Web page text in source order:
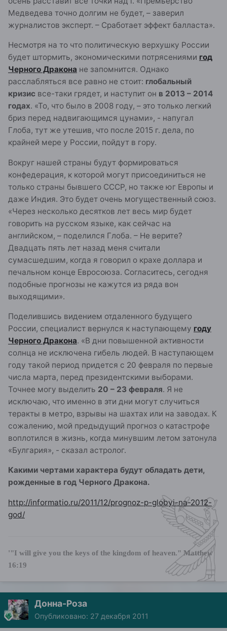
Медведева точно долгим не будет, – заверил
журналистов эксперт. – Сработает эффект балласта».
Несмотря на то что политическую верхушку России
будет штормить, экономическими потрясениями год
Черного Дракона не запомнится. Однако
расслабляться все равно не стоит: глобальный
кризис все-таки грядет, и наступит он в 2013 – 2014
годах. «То, что было в 2008 году, – это только легкий
бриз перед надвигающимся цунами», - напугал
Глоба, тут же утешив, что после 2015 г. дела, по
крайней мере у России, пойдут в гору.
Вокруг нашей страны будут формироваться
конфедерация, к которой могут присоединиться не
только страны бывшего СССР, но также юг Европы и
даже Индия. Это будет очень могущественный союз.
«Через несколько десятков лет весь мир будет
говорить на русском языке, как сейчас на
английском, – поделился Глоба. – Не верите?
Двадцать пять лет назад меня считали
сумасшедшим, когда я говорил о крахе доллара и
печальном конце Евросоюза. Согласитесь, сегодня
подобные прогнозы не кажутся из ряда вон
выходящими».
Поделившись видением отдаленного будущего
России, специалист вернулся к наступающему году
Черного Дракона. «В дни повышенной активности
солнца не исключена гибель людей. В наступающем
году такой период придется с 20 февраля по первые
числа марта, перед президентскими выборами.
Точнее могу выделить 20 – 23 февраля. Я не
исключаю, что именно в эти дни могут случиться
теракты в метро, взрывы на шахтах или на заводах. К
сожалению, мой предыдущий прогноз о катастрофе
воплотился в жизнь, когда минувшим летом затонула
«Булгария», - сказал астролог.
Какими чертами характера будут обладать дети,
рожденные в год Черного Дракона.
http://informatio.ru/2011/12/prognoz-p-globyi-na-2012-
god/
'"I will give you the keys of the kingdom of heaven." Matthew
16:19
Донна-Роза
Опубликовано: 27 декабря 2011